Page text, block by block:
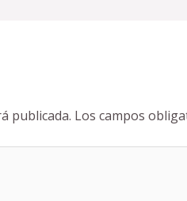
publicada. Los campos